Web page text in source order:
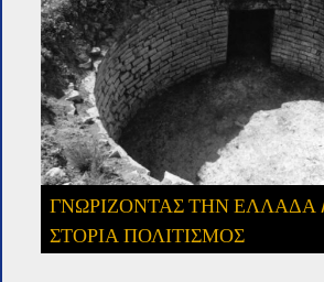
ΓΝΩΡΙΖΟΝΤΑΣ ΤΗΝ ΕΛΛΑΔΑ
ΣΤΟΡΙΑ ΠΟΛΙΤΙΣΜΟΣ